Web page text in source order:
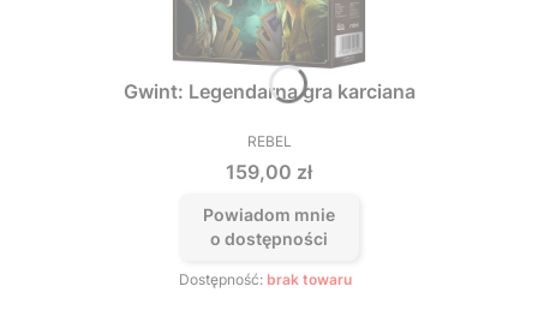
Gwint: Legendarna gra karciana
PRODUCENT
REBEL
Cena
159,00 zł
Powiadom mnie
o dostępności
Dostępność: brak towaru